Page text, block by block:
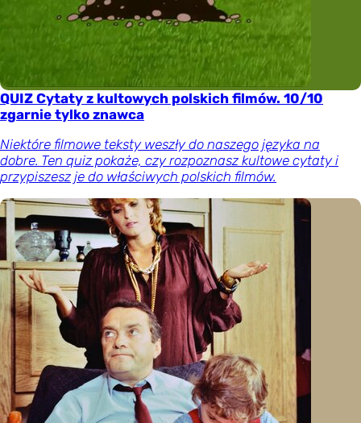
QUIZ Cytaty z kultowych polskich filmów. 10/10
zgarnie tylko znawca
Niektóre filmowe teksty weszły do naszego języka na
dobre. Ten quiz pokaże, czy rozpoznasz kultowe cytaty i
przypiszesz je do właściwych polskich filmów.